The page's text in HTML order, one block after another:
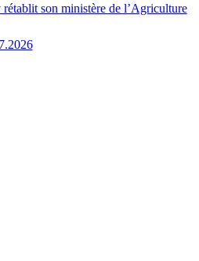
son ministère de l’Agriculture